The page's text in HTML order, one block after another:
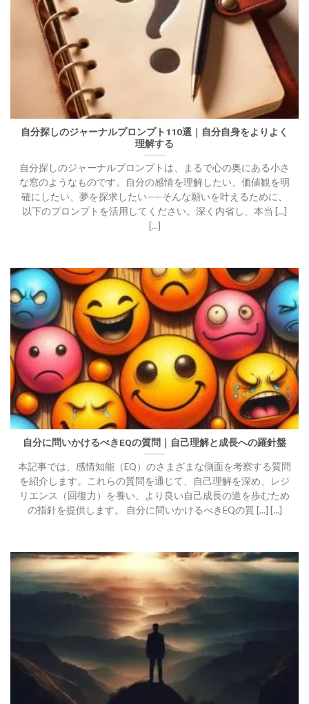
自分探しのジャーナルプロンプト110選｜自分自身をよりよく
理解する
自分探しのジャーナルプロンプトは、まるで心の奥にある小さ
な窓のようなものです。自分の感情を理解したい、価値観を明
確にしたい、夢を探求したい——そんな願いを叶えるために、
以下のプロンプトを活用してください。深く内省し、本当 [...]
[...]
自分に問いかけるべきEQの質問｜自己理解と成長への羅針盤
本記事では、感情知能（EQ）のさまざまな側面を考察する質問
を紹介します。これらの質問を通じて、自己理解を深め、レジ
リエンス（回復力）を養い、より良い自己成長の道を歩むため
の指針を提供します。 自分に問いかけるべきEQの質 [...] [...]